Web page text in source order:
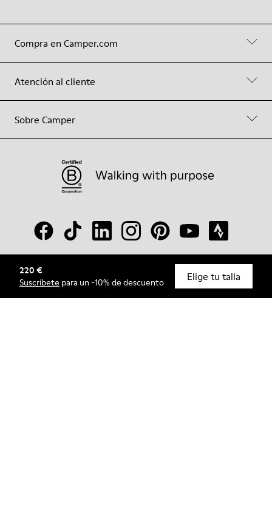
220 €
Suscríbete para un -10% de descuento Elige tu talla
Compra en Camper.com
Atención al cliente
Sobre Camper
© Camper, 2026